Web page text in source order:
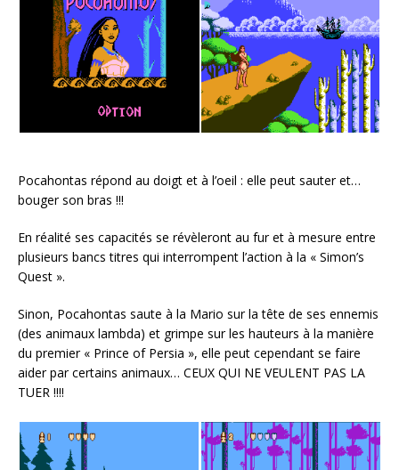
Pocahontas répond au doigt et à l’oeil : elle peut sauter et…
bouger son bras !!!
En réalité ses capacités se révèleront au fur et à mesure entre
plusieurs bancs titres qui interrompent l’action à la « Simon’s
Quest ».
Sinon, Pocahontas saute à la Mario sur la tête de ses ennemis
(des animaux lambda) et grimpe sur les hauteurs à la manière
du premier « Prince of Persia », elle peut cependant se faire
aider par certains animaux… CEUX QUI NE VEULENT PAS LA
TUER !!!!